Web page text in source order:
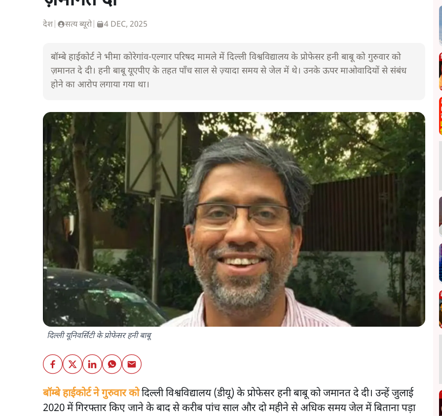
देश सत्य ब्यूरो| 4 DEC, 2025
बॉम्बे हाईकोर्ट ने भीमा कोरेगांव-एल्गार परिषद मामले में दिल्ली विश्वविद्यालय के प्रोफेसर हनी बाबू को गुरुवार को
ज़मानत दे दी। हनी बाबू यूएपीए के तहत पाँच साल से ज़्यादा समय से जेल में थे। उनके ऊपर माओवादियों से संबंध
होने का आरोप लगाया गया था।
दिल्ली यूनिवर्सिटी के प्रोफेसर हनी बाबू
बॉम्बे हाईकोर्ट ने गुरुवार कोदिल्ली विश्वविद्यालय (डीयू) के प्रोफेसर हनी बाबू को जमानत दे दी। उन्हें जुलाई
2020 में गिरफ्तार किए जाने के बाद से करीब पांच साल और दो महीने से अधिक समय जेल में बिताना पड़ा